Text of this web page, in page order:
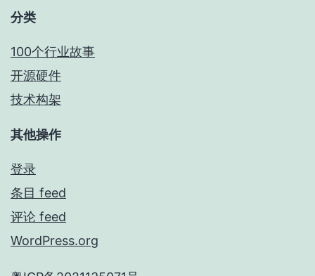
分类
100个行业故事
开源硬件
技术构架
其他操作
登录
条目 feed
评论 feed
WordPress.org